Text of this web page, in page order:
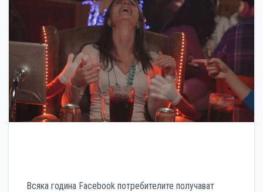
Всяка година Facebook потребителите получават